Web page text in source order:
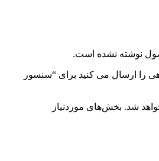
نوشته نشده است.
را ارسال می کنید برای “سنسور
شد. بخش‌های موردنیاز